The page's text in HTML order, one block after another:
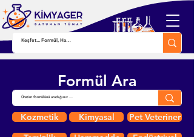
Formül Ara
Kozmetik Kimyasal
Pet Veteriner